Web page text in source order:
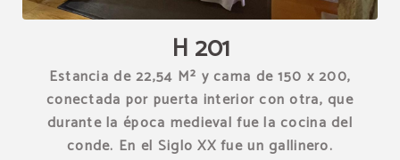
Torre Zumeltzegi_O\u00f1ate_H 201","name":""}]
H 201
Estancia de 22,54 M² y cama de 150 x 200,
conectada por puerta interior con otra, que
durante la época medieval fue la cocina del
conde. En el Siglo XX fue un gallinero.